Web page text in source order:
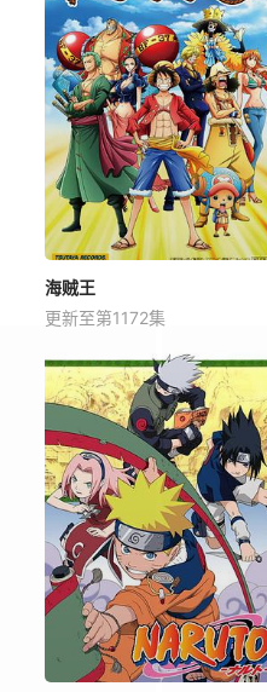
海贼王
更新至第1172集